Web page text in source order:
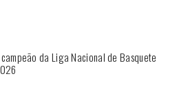
da Liga Nacional de Basquete